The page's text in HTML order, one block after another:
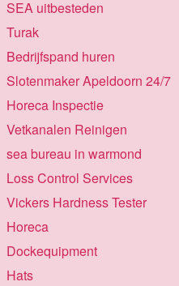
SEA uitbesteden
Turak
Bedrijfspand huren
Slotenmaker Apeldoorn 24/7
Horeca Inspectie
Vetkanalen Reinigen
sea bureau in warmond
Loss Control Services
Vickers Hardness Tester
Horeca
Dockequipment
Hats